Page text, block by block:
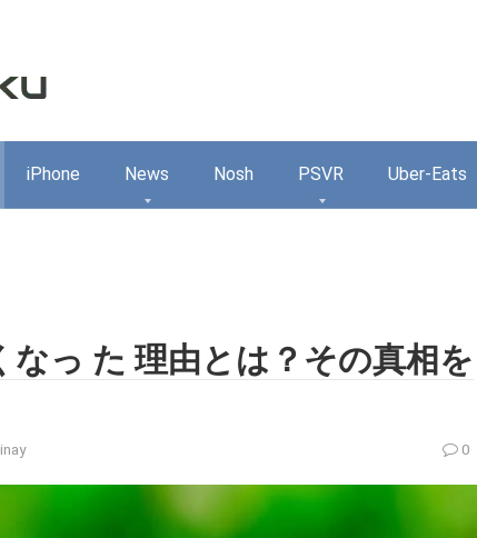
iPhone News Nosh PSVR Uber-Eats
なっ た 理由とは？その真相を
0